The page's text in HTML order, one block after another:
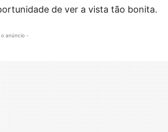
de ver a vista tão bonita.
anúncio -